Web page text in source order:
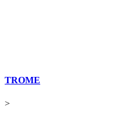
TROME
>